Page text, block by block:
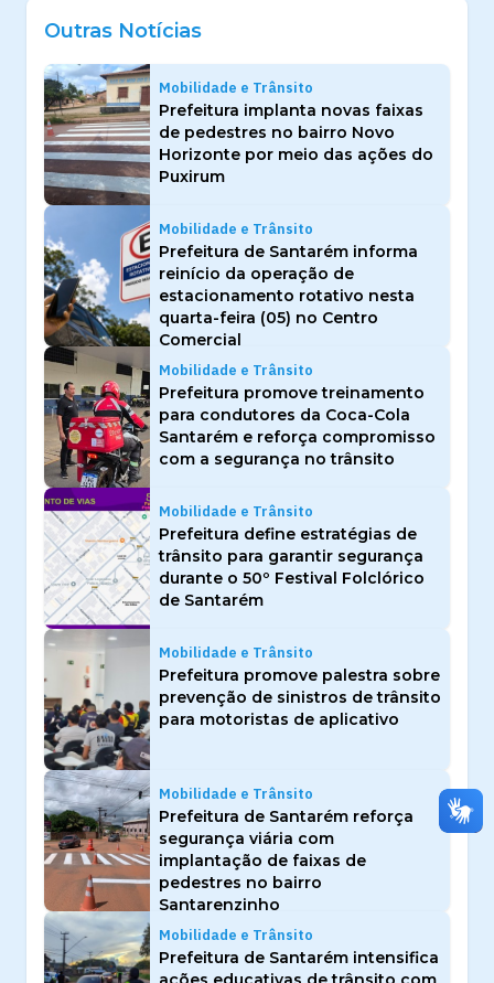
Outras Notícias
Mobilidade e Trânsito
Prefeitura implanta novas faixas
de pedestres no bairro Novo
Horizonte por meio das ações do
Puxirum
Mobilidade e Trânsito
Prefeitura de Santarém informa
reinício da operação de
estacionamento rotativo nesta
quarta-feira (05) no Centro
Comercial
Mobilidade e Trânsito
Prefeitura promove treinamento
para condutores da Coca-Cola
Santarém e reforça compromisso
com a segurança no trânsito
Mobilidade e Trânsito
Prefeitura define estratégias de
trânsito para garantir segurança
durante o 50º Festival Folclórico
de Santarém
Mobilidade e Trânsito
Prefeitura promove palestra sobre
prevenção de sinistros de trânsito
para motoristas de aplicativo
Mobilidade e Trânsito
Prefeitura de Santarém reforça
segurança viária com
implantação de faixas de
pedestres no bairro
Santarenzinho
Mobilidade e Trânsito
Prefeitura de Santarém intensifica